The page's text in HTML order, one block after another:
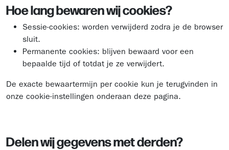
Hoe lang bewaren wij cookies?
Sessie-cookies: worden verwijderd zodra je de browser
sluit.
Permanente cookies: blijven bewaard voor een
bepaalde tijd of totdat je ze verwijdert.
De exacte bewaartermijn per cookie kun je terugvinden in
onze cookie-instellingen onderaan deze pagina.
Delen wij gegevens met derden?